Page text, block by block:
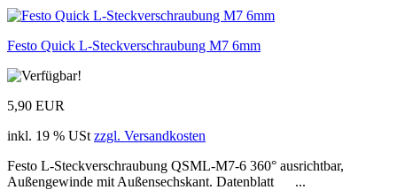
Festo Quick L-Steckverschraubung M7 6mm
5,90 EUR
inkl. 19 % USt zzgl. Versandkosten
Festo L-Steckverschraubung QSML-M7-6 360° ausrichtbar,
Außengewinde mit Außensechskant. Datenblatt ...